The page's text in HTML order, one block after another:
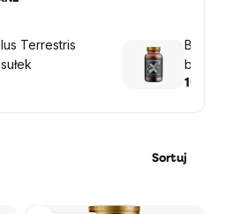
Terrestris
z
104,59
Sortuj